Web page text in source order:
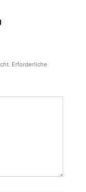
Erforderliche